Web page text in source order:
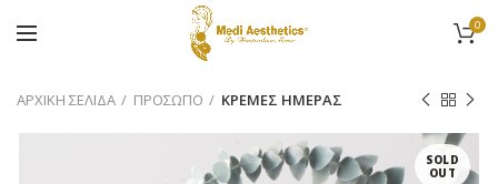
0
ΑΡΧΙΚΉ ΣΕΛΊΔΑ ΠΡΟΣΩΠΟ ΚΡΕΜΕΣ ΗΜΕΡΑΣ
SOLD
OUT